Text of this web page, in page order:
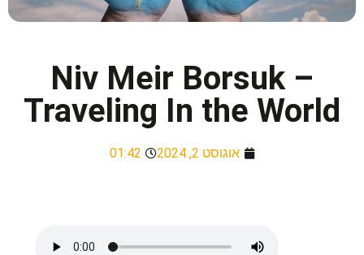
Niv Meir Borsuk –
Traveling In the World
אוגוסט 2, 2024 01:42